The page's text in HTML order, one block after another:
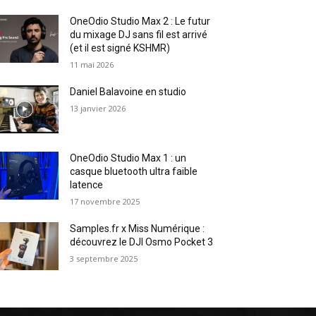
OneOdio Studio Max 2 : Le futur
du mixage DJ sans fil est arrivé
(et il est signé KSHMR)
11 mai 2026
Daniel Balavoine en studio
13 janvier 2026
OneOdio Studio Max 1 : un
casque bluetooth ultra faible
latence
17 novembre 2025
Samples.fr x Miss Numérique :
découvrez le DJI Osmo Pocket 3
3 septembre 2025